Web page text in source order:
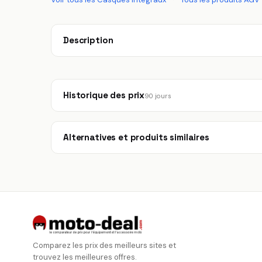
Description
Historique des prix90 jours
Alternatives et produits similaires
Comparez les prix des meilleurs sites et
trouvez les meilleures offres.